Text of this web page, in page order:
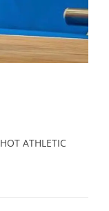
HOT ATHLETIC